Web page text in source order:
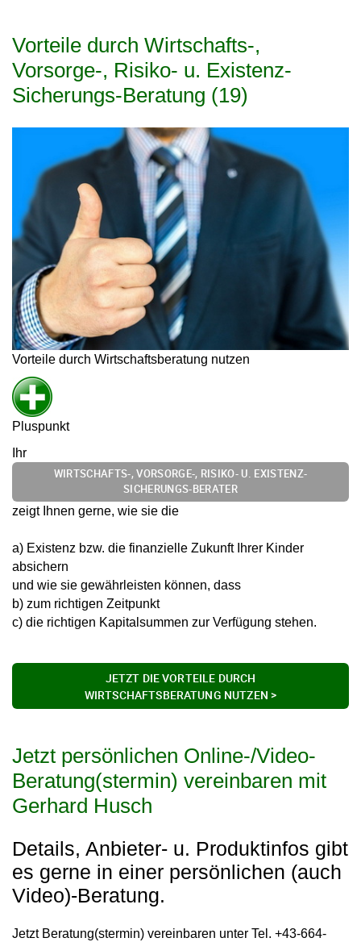
Vorteile durch Wirtschafts-,
Vorsorge-, Risiko- u. Existenz-
Sicherungs-Beratung (19)
Vorteile durch Wirtschaftsberatung nutzen
Pluspunkt
Ihr
WIRTSCHAFTS-, VORSORGE-, RISIKO- U. EXISTENZ-
SICHERUNGS-BERATER
zeigt Ihnen gerne, wie sie die
a) Existenz bzw. die finanzielle Zukunft Ihrer Kinder
absichern
und wie sie gewährleisten können, dass
b) zum richtigen Zeitpunkt
c) die richtigen Kapitalsummen zur Verfügung stehen.
JETZT DIE VORTEILE DURCH
WIRTSCHAFTSBERATUNG NUTZEN >
Jetzt persönlichen Online-/Video-
Beratung(stermin) vereinbaren mit
Gerhard Husch
Details, Anbieter- u. Produktinfos gibt
es gerne in einer persönlichen (auch
Video)-Beratung.
Jetzt Beratung(stermin) vereinbaren unter Tel. +43-664-